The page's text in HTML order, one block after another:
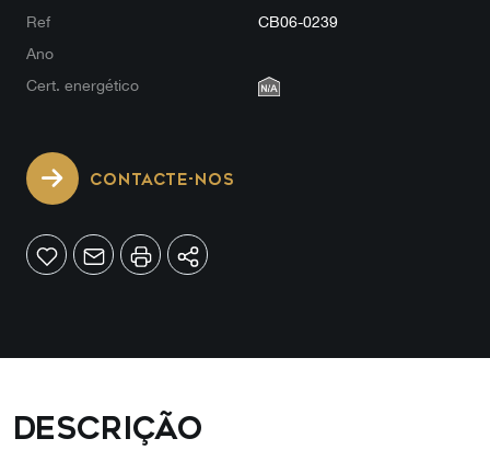
Ref
CB06-0239
Ano
Cert. energético
CONTACTE-NOS
Descrição